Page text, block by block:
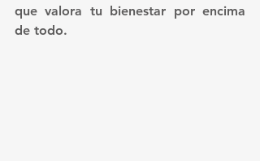
que valora tu bienestar por encima
de todo.